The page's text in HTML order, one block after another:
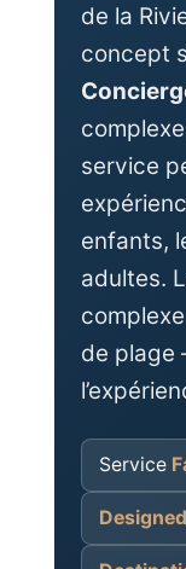
de la
concept
service
enfants,
adultes.
de plage
Service